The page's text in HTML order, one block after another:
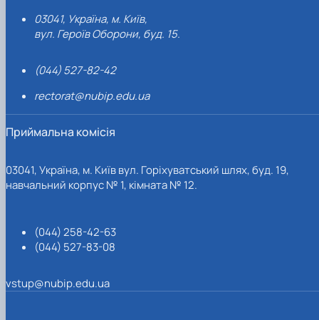
03041, Україна, м. Київ,
вул. Героїв Оборони, буд. 15.
(044) 527-82-42
rectorat@nubip.edu.ua
Приймальна комісія
03041, Україна, м. Київ вул. Горіхуватський шлях, буд. 19,
навчальний корпус № 1, кімната № 12.
(044) 258-42-63
(044) 527-83-08
vstup@nubip.edu.ua